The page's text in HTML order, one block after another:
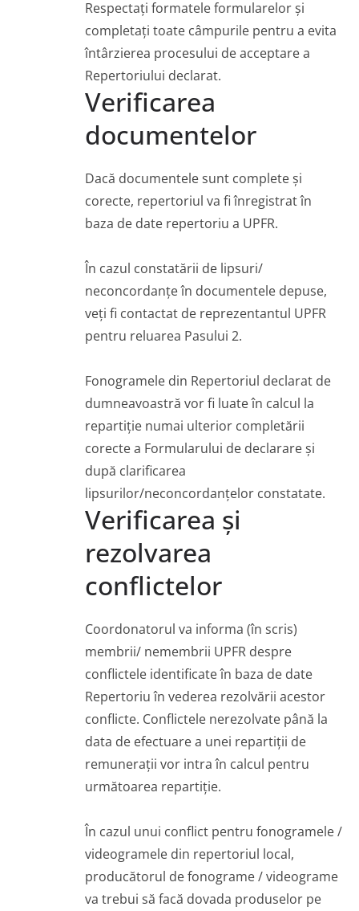
Respectați formatele formularelor și
completați toate câmpurile pentru a evita
întârzierea procesului de acceptare a
Repertoriului declarat.
Verificarea
documentelor
Dacă documentele sunt complete și
corecte, repertoriul va fi înregistrat în
baza de date repertoriu a UPFR.
În cazul constatării de lipsuri/
neconcordanțe în documentele depuse,
veți fi contactat de reprezentantul UPFR
pentru reluarea Pasului 2.
Fonogramele din Repertoriul declarat de
dumneavoastră vor fi luate în calcul la
repartiție numai ulterior completării
corecte a Formularului de declarare și
după clarificarea
lipsurilor/neconcordanțelor constatate.
Verificarea și
rezolvarea
conflictelor
Coordonatorul va informa (în scris)
membrii/ nemembrii UPFR despre
conflictele identificate în baza de date
Repertoriu în vederea rezolvării acestor
conflicte. Conflictele nerezolvate până la
data de efectuare a unei repartiții de
remunerații vor intra în calcul pentru
următoarea repartiție.
În cazul unui conflict pentru fonogramele /
videogramele din repertoriul local,
producătorul de fonograme / videograme
va trebui să facă dovada produselor pe